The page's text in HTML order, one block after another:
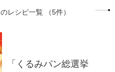
のレシピ一覧 （5件）
「くるみパン総選挙